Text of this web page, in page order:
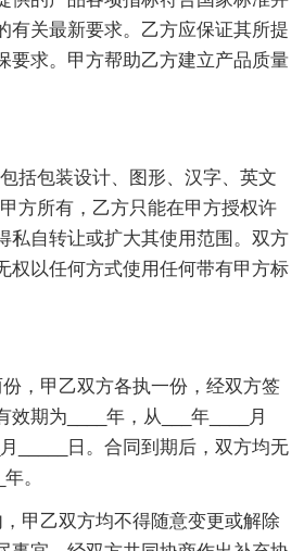
有关最新要求。乙方应保证其所提
要求。甲方帮助乙方建立产品质量
括包装设计、图形、汉字、英文
方所有，乙方只能在甲方授权许
私自转让或扩大其使用范围。双方
权以任何方式使用任何带有甲方标
，甲乙双方各执一份，经双方签
期为____年，从___年____月
月_____日。合同到期后，双方均无
。
甲乙双方均不得随意变更或解除